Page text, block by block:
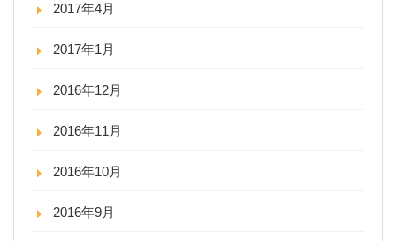
2017年4月
2017年1月
2016年12月
2016年11月
2016年10月
2016年9月